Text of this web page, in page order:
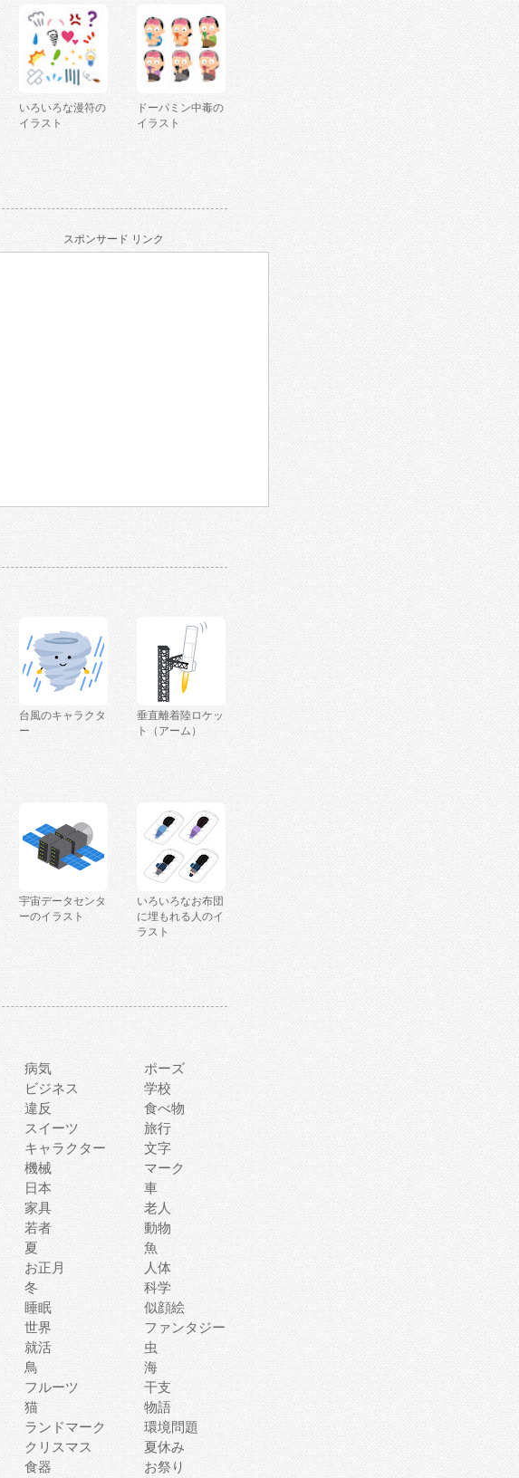
いろいろな漫符の
イラスト
ドーパミン中毒の
イラスト
スポンサード リンク
台風のキャラクタ
ー
垂直離着陸ロケッ
ト（アーム）
宇宙データセンタ
ーのイラスト
いろいろなお布団
に埋もれる人のイ
ラスト
病気
ポーズ
ビジネス
学校
違反
食べ物
スイーツ
旅行
キャラクター
文字
機械
マーク
日本
車
家具
老人
若者
動物
夏
魚
お正月
人体
冬
科学
睡眠
似顔絵
世界
ファンタジー
就活
虫
鳥
海
フルーツ
干支
猫
物語
ランドマーク
環境問題
クリスマス
夏休み
食器 お祭り